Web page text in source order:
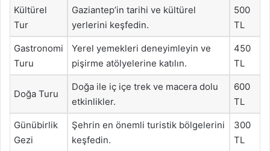
Kültürel
Tur
Gaziantep’in tarihi ve kültürel
yerlerini keşfedin.
500
TL
Gastronomi
Turu
Yerel yemekleri deneyimleyin ve
pişirme atölyelerine katılın.
450
TL
Doğa Turu
Doğa ile iç içe trek ve macera dolu
etkinlikler.
600
TL
Günübirlik
Gezi
Şehrin en önemli turistik bölgelerini
keşfedin.
300
TL